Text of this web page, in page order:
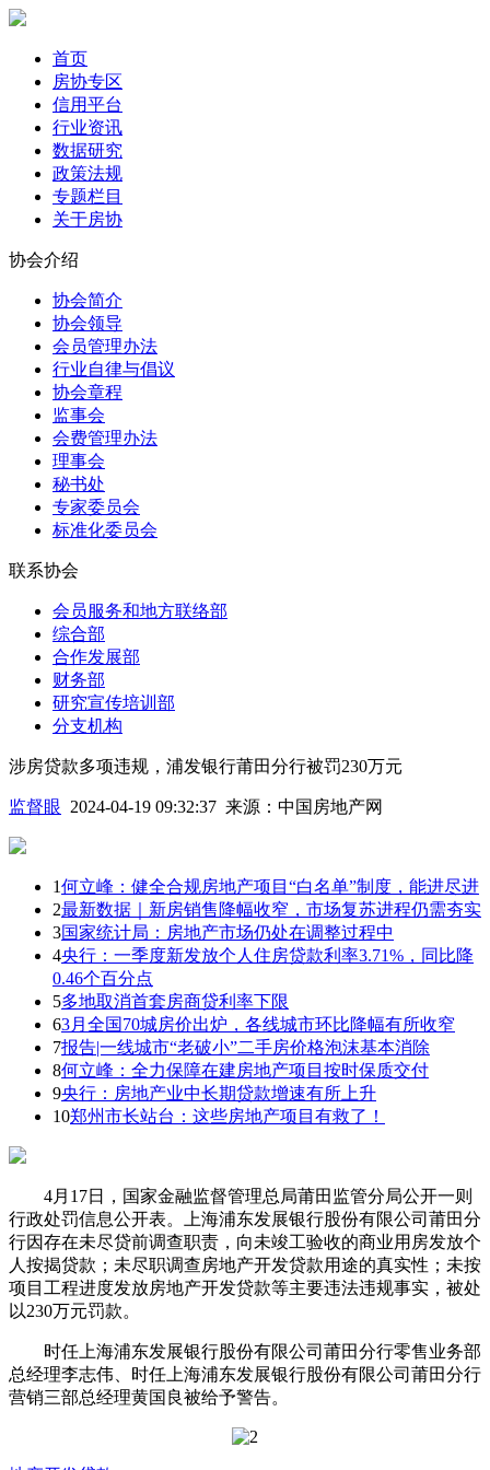
首页
房协专区
信用平台
行业资讯
数据研究
政策法规
专题栏目
关于房协
协会介绍
协会简介
协会领导
会员管理办法
行业自律与倡议
协会章程
监事会
会费管理办法
理事会
秘书处
专家委员会
标准化委员会
联系协会
会员服务和地方联络部
综合部
合作发展部
财务部
研究宣传培训部
分支机构
涉房贷款多项违规，浦发银行莆田分行被罚230万元
监督眼 2024-04-19 09:32:37 来源： 中国房地产网
1何立峰：健全合规房地产项目“白名单”制度，能进尽进
2最新数据｜新房销售降幅收窄，市场复苏进程仍需夯实
3国家统计局：房地产市场仍处在调整过程中
4央行：一季度新发放个人住房贷款利率3.71%，同比降
0.46个百分点
5多地取消首套房商贷利率下限
63月全国70城房价出炉，各线城市环比降幅有所收窄
7报告|一线城市“老破小”二手房价格泡沫基本消除
8何立峰：全力保障在建房地产项目按时保质交付
9央行：房地产业中长期贷款增速有所上升
10郑州市长站台：这些房地产项目有救了！
4月17日，国家金融监督管理总局莆田监管分局公开一则
行政处罚信息公开表。上海浦东发展银行股份有限公司莆田分
行因存在未尽贷前调查职责，向未竣工验收的商业用房发放个
人按揭贷款；未尽职调查房地产开发贷款用途的真实性；未按
项目工程进度发放房地产开发贷款等主要违法违规事实，被处
以230万元罚款。
时任上海浦东发展银行股份有限公司莆田分行零售业务部
总经理李志伟、时任上海浦东发展银行股份有限公司莆田分行
营销三部总经理黄国良被给予警告。